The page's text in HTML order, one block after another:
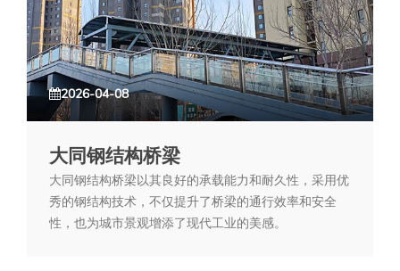
2026-04-08
大同钢结构桥梁
大同钢结构桥梁以其良好的承载能力和耐久性，采用优
秀的钢结构技术，不仅提升了桥梁的通行效率和安全
性，也为城市景观增添了现代工业的美感。